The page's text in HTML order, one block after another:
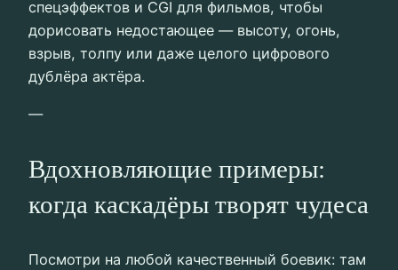
спецэффектов и CGI для фильмов, чтобы
дорисовать недостающее — высоту, огонь,
взрыв, толпу или даже целого цифрового
дублёра актёра.
—
Вдохновляющие примеры:
когда каскадёры творят чудеса
Посмотри на любой качественный боевик: там